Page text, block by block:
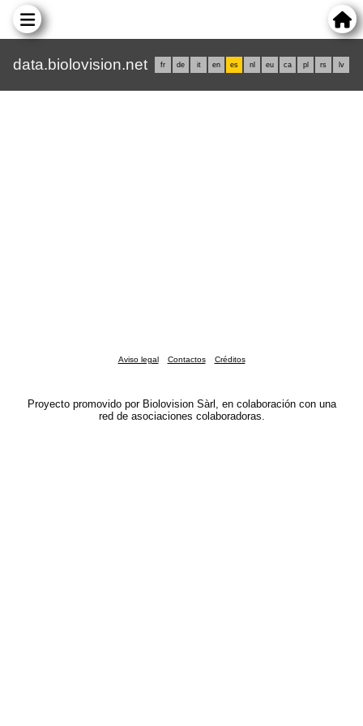
data.biolovision.net fr de it en es nl eu ca pl rs lv
Aviso legal Contactos Créditos
Proyecto promovido por Biolovision Sàrl, en colaboración con una
red de asociaciones colaboradoras.